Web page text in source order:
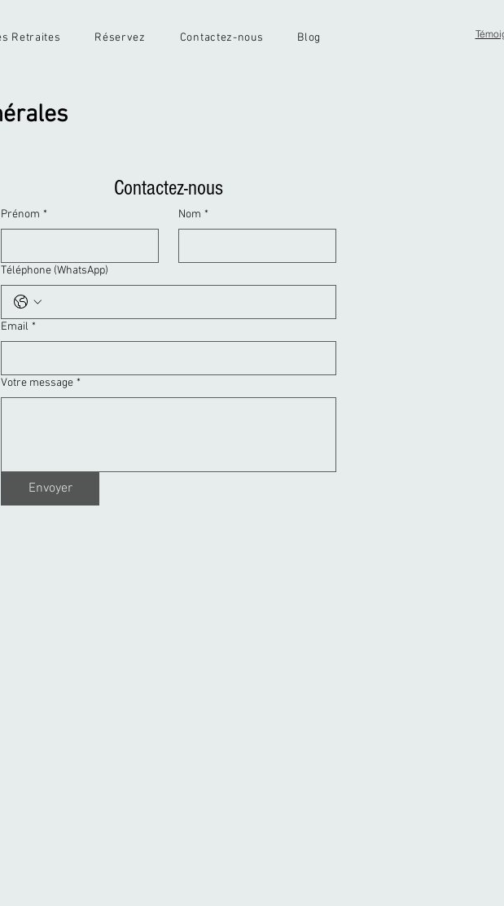
Retraites Réservez Contactez-nous Blog
Contactez-nous
Prénom * Nom *
Téléphone (WhatsApp)
Email *
Votre message *
Envoyer